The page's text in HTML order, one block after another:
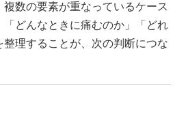
数の要素が重なっているケース
「どんなときに痛むのか」「どれ
整理することが、次の判断につな